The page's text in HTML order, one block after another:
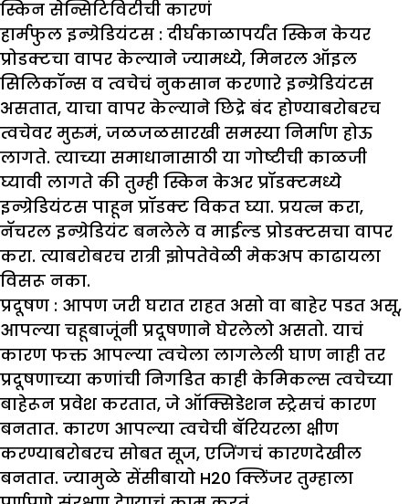
स्किन सेन्सिटिविटीची कारणं
हार्मफुल इन्ग्रेडियंटस : दीर्घकाळापर्यंत स्किन केयर
प्रोडक्टचा वापर केल्याने ज्यामध्ये, मिनरल ऑइल
सिलिकॉन्स व त्वचेचं नुकसान करणारे इन्ग्रेडियंटस
असतात, याचा वापर केल्याने छिद्रे बंद होण्याबरोबरच
त्वचेवर मुरुमं, जळजळसारखी समस्या निर्माण होऊ
लागते. त्याच्या समाधानासाठी या गोष्टीची काळजी
घ्यावी लागते की तुम्ही स्किन केअर प्रॉडक्टमध्ये
इन्ग्रेडियंटस पाहून प्रॉडक्ट विकत घ्या. प्रयत्न करा,
नॅचरल इन्ग्रेडियंट बनलेले व माईल्ड प्रोडक्टसचा वापर
करा. त्याबरोबरच रात्री झोपतेवेळी मेकअप काढायला
विसरू नका.
प्रदूषण : आपण जरी घरात राहत असो वा बाहेर पडत असू,
आपल्या चहूबाजूंनी प्रदूषणाने घेरलेलो असतो. याचं
कारण फक्त आपल्या त्वचेला लागलेली घाण नाही तर
प्रदूषणाच्या कणांची निगडित काही केमिकल्स त्वचेच्या
बाहेरून प्रवेश करतात, जे ऑक्सिडेशन स्ट्रेसचं कारण
बनतात. कारण आपल्या त्वचेची बॅरियरला क्षीण
करण्याबरोबरच सोबत सूज, एजिंगचं कारणदेखील
बनतात. ज्यामुळे सेंसीबायो H20 क्लिंजर तुम्हाला